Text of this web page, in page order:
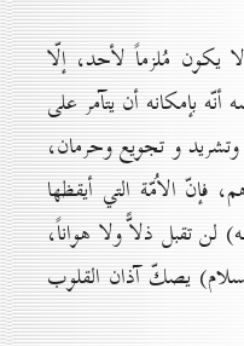
يكون مُلزماً لأحد، إلّا
بإمكانه أن يتآمر على
وتشريد و تجويع وحرمان،
فإنّ الاُمّة التي أيقظها
تقبل ذلاًّ ولا هواناً،
يصكّ آذان القلوب